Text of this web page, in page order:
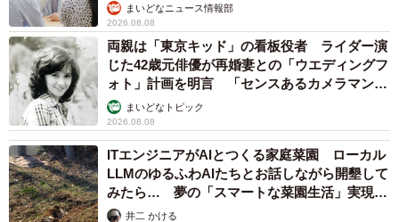
まいどなニュース情報部
2026.08.08
両親は「東京キッド」の看板役者 ライダー演
じた42歳元俳優が再婚妻との「ウエディングフ
ォト」計画を明言 「センスあるカメラマン求
む」まいどなトピック
2026.08.08
ITエンジニアがAIとつくる家庭菜園 ローカル
LLMのゆるふわAIたちとお話しながら開墾して
みたら… 夢の「スマートな菜園生活」実現な
るか井二 かける